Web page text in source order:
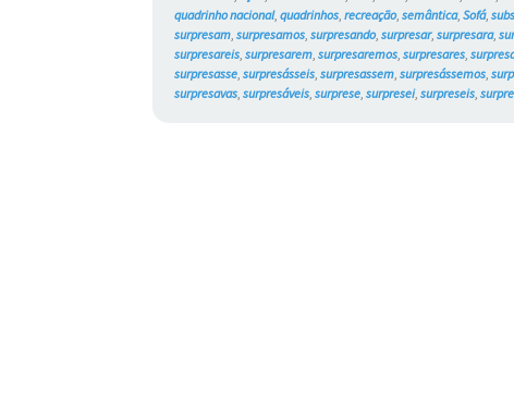
quadrinho nacional,quadrinhos,recreação,semântica,Sofá,
surpresam,surpresamos,surpresando,surpresar,surpresara,
surpresareis,surpresarem,surpresaremos,surpresares,
surpresasse,surpresásseis,surpresassem,surpresássemos,
surpresavas,surpresáveis,surprese,surpresei,surpreseis,